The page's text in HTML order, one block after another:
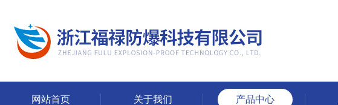
网站首页 关于我们 产品中心